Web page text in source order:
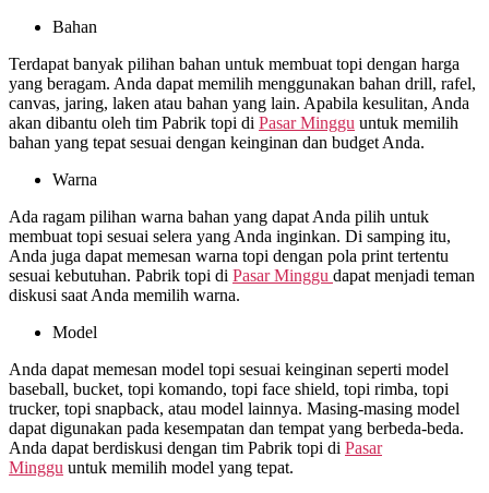
Bahan
Terdapat banyak pilihan bahan untuk membuat topi dengan harga
yang beragam. Anda dapat memilih menggunakan bahan drill, rafel,
canvas, jaring, laken atau bahan yang lain. Apabila kesulitan, Anda
akan dibantu oleh tim Pabrik topi di Pasar Minggu untuk memilih
bahan yang tepat sesuai dengan keinginan dan budget Anda.
Warna
Ada ragam pilihan warna bahan yang dapat Anda pilih untuk
membuat topi sesuai selera yang Anda inginkan. Di samping itu,
Anda juga dapat memesan warna topi dengan pola print tertentu
sesuai kebutuhan. Pabrik topi di Pasar Minggu dapat menjadi teman
diskusi saat Anda memilih warna.
Model
Anda dapat memesan model topi sesuai keinginan seperti model
baseball, bucket, topi komando, topi face shield, topi rimba, topi
trucker, topi snapback, atau model lainnya. Masing-masing model
dapat digunakan pada kesempatan dan tempat yang berbeda-beda.
Anda dapat berdiskusi dengan tim Pabrik topi di Pasar
Minggu untuk memilih model yang tepat.